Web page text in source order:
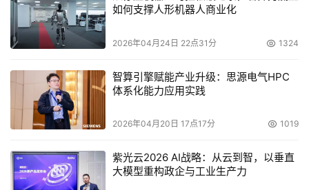
如何支撑人形机器人商业化
2026年04月24日 22点31分 1324
智算引擎赋能产业升级：思源电气HPC
体系化能力应用实践
2026年04月20日 17点17分 1019
紫光云2026 AI战略：从云到智，以垂直
大模型重构政企与工业生产力